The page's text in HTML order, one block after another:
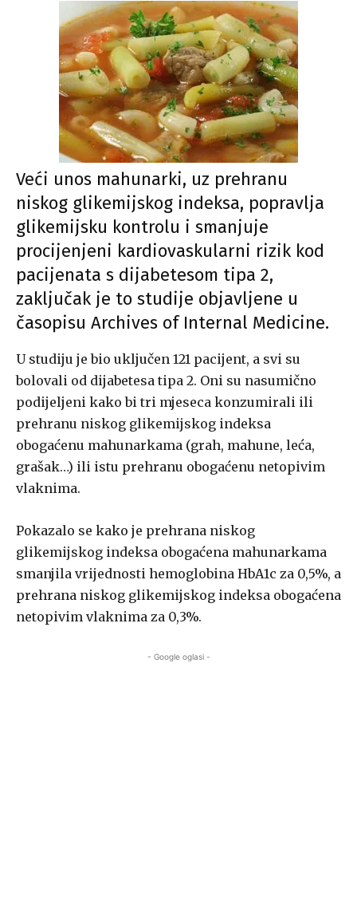
Veći unos mahunarki, uz prehranu
niskog glikemijskog indeksa, popravlja
glikemijsku kontrolu i smanjuje
procijenjeni kardiovaskularni rizik kod
pacijenata s dijabetesom tipa 2,
zaključak je to studije objavljene u
časopisu Archives of Internal Medicine.
U studiju je bio uključen 121 pacijent, a svi su
bolovali od dijabetesa tipa 2. Oni su nasumično
podijeljeni kako bi tri mjeseca konzumirali ili
prehranu niskog glikemijskog indeksa
obogaćenu mahunarkama (grah, mahune, leća,
grašak…) ili istu prehranu obogaćenu netopivim
vlaknima.
Pokazalo se kako je prehrana niskog
glikemijskog indeksa obogaćena mahunarkama
smanjila vrijednosti hemoglobina HbA1c za 0,5%, a
prehrana niskog glikemijskog indeksa obogaćena
netopivim vlaknima za 0,3%.
- Google oglasi -